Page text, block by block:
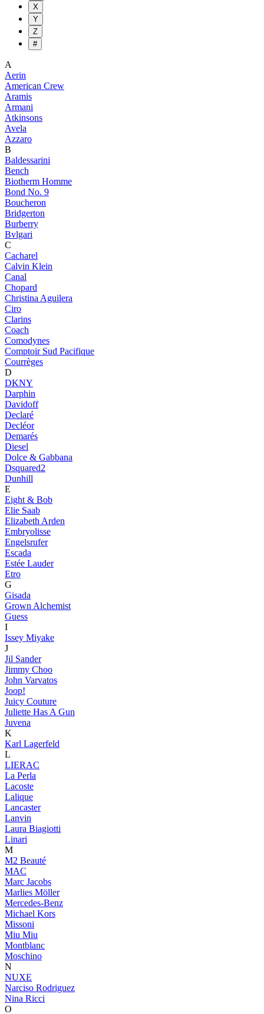
X
Y
Z
#
A
Aerin
American Crew
Aramis
Armani
Atkinsons
Avela
Azzaro
B
Baldessarini
Bench
Biotherm Homme
Bond No. 9
Boucheron
Bridgerton
Burberry
Bvlgari
C
Cacharel
Calvin Klein
Canal
Chopard
Christina Aguilera
Ciro
Clarins
Coach
Comodynes
Comptoir Sud Pacifique
Courrèges
D
DKNY
Darphin
Davidoff
Declaré
Decléor
Demarés
Diesel
Dolce & Gabbana
Dsquared2
Dunhill
E
Eight & Bob
Elie Saab
Elizabeth Arden
Embryolisse
Engelsrufer
Escada
Estée Lauder
Etro
G
Gisada
Grown Alchemist
Guess
I
Issey Miyake
J
Jil Sander
Jimmy Choo
John Varvatos
Joop!
Juicy Couture
Juliette Has A Gun
Juvena
K
Karl Lagerfeld
L
LIERAC
La Perla
Lacoste
Lalique
Lancaster
Lanvin
Laura Biagiotti
Linari
M
M2 Beauté
MAC
Marc Jacobs
Marlies Möller
Mercedes-Benz
Michael Kors
Missoni
Miu Miu
Montblanc
Moschino
N
NUXE
Narciso Rodriguez
Nina Ricci
O